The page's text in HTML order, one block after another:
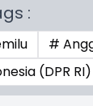
:
#
(DPR RI)